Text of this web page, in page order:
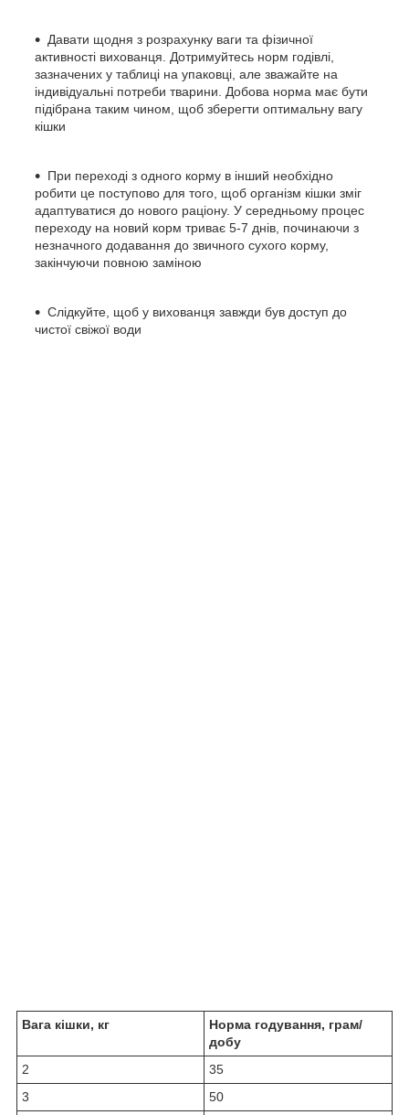
Давати щодня з розрахунку ваги та фізичної
активності вихованця. Дотримуйтесь норм годівлі,
зазначених у таблиці на упаковці, але зважайте на
індивідуальні потреби тварини. Добова норма має бути
підібрана таким чином, щоб зберегти оптимальну вагу
кішки
При переході з одного корму в інший необхідно
робити це поступово для того, щоб організм кішки зміг
адаптуватися до нового раціону. У середньому процес
переходу на новий корм триває 5-7 днів, починаючи з
незначного додавання до звичного сухого корму,
закінчуючи повною заміною
Слідкуйте, щоб у вихованця завжди був доступ до
чистої свіжої води
Вага кішки, кг
Норма годування, грам/
добу
2
35
3
50